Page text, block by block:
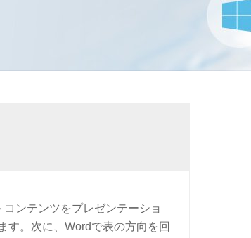
ンテンツをプレゼンテーショ
す。次に、Wordで表の方向を回